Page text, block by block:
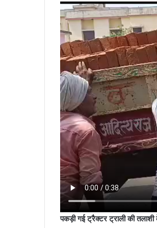
पकड़ी गई ट्रैक्टर ट्राली की तलाशी